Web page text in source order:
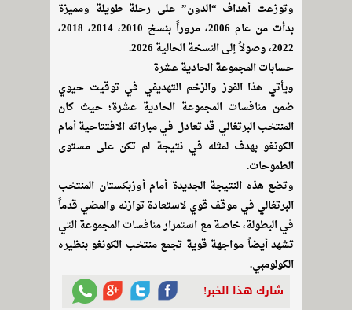
وتوزعت أهداف “الدون” على رحلة طويلة ومميزة
بدأت من عام 2006، مروراً بنسخ 2010، 2014، 2018،
2022، وصولاً إلى النسخة الحالية 2026.
حسابات المجموعة الحادية عشرة
ويأتي هذا الفوز والزخم التهديفي في توقيت حيوي
ضمن منافسات المجموعة الحادية عشرة؛ حيث كان
المنتخب البرتغالي قد تعادل في مباراته الافتتاحية أمام
الكونغو بهدف لمثله في نتيجة لم تكن على مستوى
الطموحات.
وتضع هذه النتيجة الجديدة أمام أوزبكستان المنتخب
البرتغالي في موقف قوي لاستعادة توازنه والمضي قدماً
في البطولة، خاصة مع استمرار منافسات المجموعة التي
تشهد أيضاً مواجهة قوية تجمع منتخب الكونغو بنظيره
الكولومبي.
شارك هذا الخبر!